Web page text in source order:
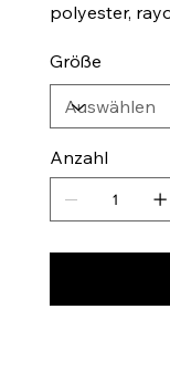
polyester,
Größe
Anzahl